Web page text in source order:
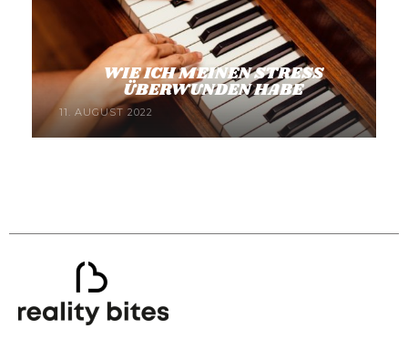
WIE ICH MEINEN STRESS
ÜBERWUNDEN HABE
11. AUGUST 2022